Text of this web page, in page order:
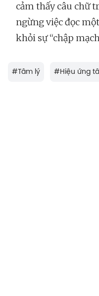
cảm thấy câu chữ
ngừng việc đọc
khỏi sự “chập
#Tâm lý #Hiệu ứng